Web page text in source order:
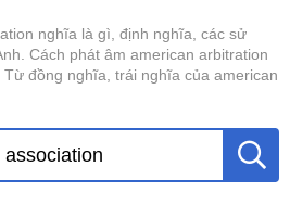
nghĩa là gì, định nghĩa, các sử
Cách phát âm american arbitration
đồng nghĩa, trái nghĩa của american